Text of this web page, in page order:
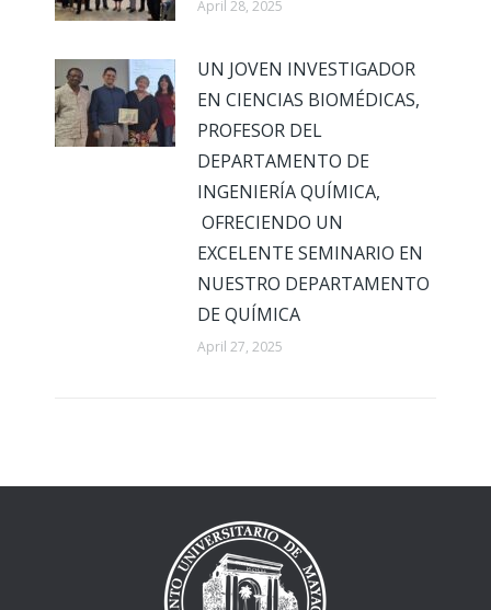
April 28, 2025
UN JOVEN INVESTIGADOR
EN CIENCIAS BIOMÉDICAS,
PROFESOR DEL
DEPARTAMENTO DE
INGENIERÍA QUÍMICA,
OFRECIENDO UN
EXCELENTE SEMINARIO EN
NUESTRO DEPARTAMENTO
DE QUÍMICA
April 27, 2025